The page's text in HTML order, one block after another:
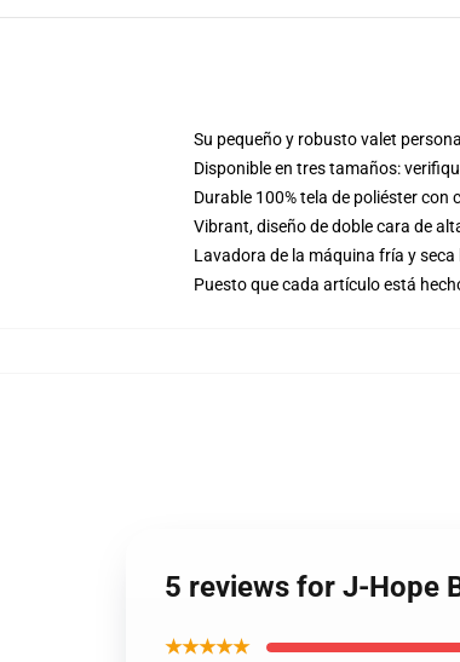
Su pequeño y robusto valet
Disponible en tres tamaños:
Durable 100% tela de poliéster
Vibrant, diseño de doble cara de
Lavadora de la máquina fría y seca
Puesto que cada artículo está
5 reviews for J-Hope
★★★★★